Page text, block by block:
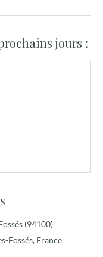
jours :
(94100)
Fossés, France